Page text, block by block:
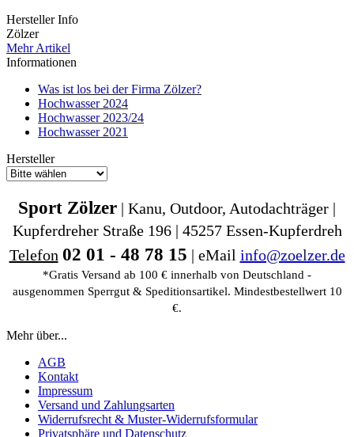
Hersteller Info
Zölzer
Mehr Artikel
Informationen
Was ist los bei der Firma Zölzer?
Hochwasser 2024
Hochwasser 2023/24
Hochwasser 2021
Hersteller
Sport Zölzer | Kanu, Outdoor, Autodachträger |
Kupferdreher Straße 196 | 45257 Essen-Kupferdreh
Telefon 02 01 - 48 78 15 | eMail info@zoelzer.de
*Gratis Versand ab 100 € innerhalb von Deutschland -
ausgenommen Sperrgut & Speditionsartikel. Mindestbestellwert 10
€.
Mehr über...
AGB
Kontakt
Impressum
Versand und Zahlungsarten
Widerrufsrecht & Muster-Widerrufsformular
Privatsphäre und Datenschutz